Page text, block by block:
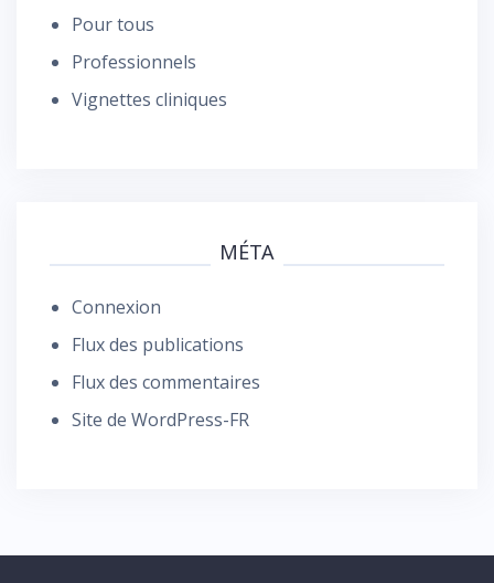
Pour tous
Professionnels
Vignettes cliniques
MÉTA
Connexion
Flux des publications
Flux des commentaires
Site de WordPress-FR